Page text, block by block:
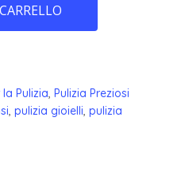
Pulizia, Pulizia Preziosi
, pulizia gioielli, pulizia